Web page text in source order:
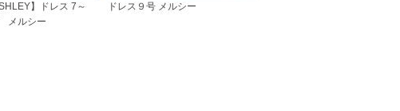
】ドレス 7～
メルシー
ドレス９号 メルシー